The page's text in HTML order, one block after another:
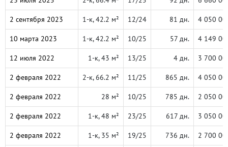
2 сентября 2023 1-к, 42.2 м² 12/24 81 дн. 4 050
10 марта 2023 1-к, 42.2 м² 10/25 57 дн. 4 149
12 июля 2022 1-к, 43 м² 13/25 4 дн. 3 700
2 февраля 2022 2-к, 66.2 м² 11/25 865 дн. 4 050
2 февраля 2022 28 м² 10/25 785 дн. 2 050
2 февраля 2022 1-к, 48 м² 23/25 617 дн. 3 050
2 февраля 2022 1-к, 35 м² 19/25 736 дн. 2 700